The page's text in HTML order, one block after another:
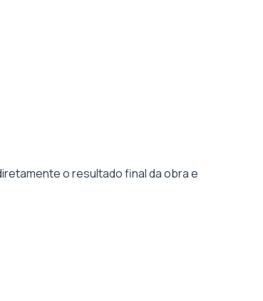
o resultado final da obra e